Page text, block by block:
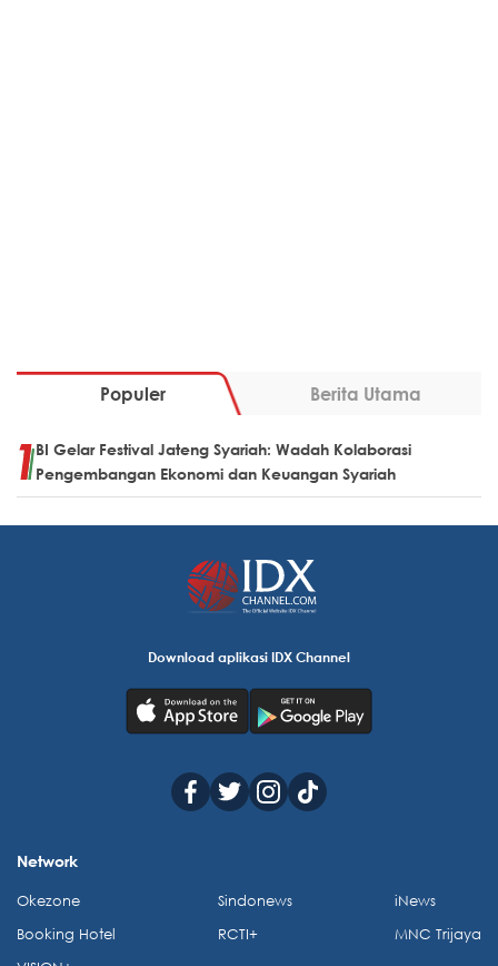
Populer Berita Utama
BI Gelar Festival Jateng Syariah: Wadah Kolaborasi
Pengembangan Ekonomi dan Keuangan Syariah
Download aplikasi IDX Channel
Network
Okezone
Booking Hotel
Sindonews
RCTI+
iNews
MNC Trijaya